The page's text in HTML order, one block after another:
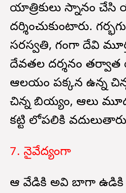
యాత్రికులు స్నానం
దర్శించుకుంటారు.
సరస్వతి, గంగా దేవి
దేవతల దర్శనం తర్వాత
ఆలయం పక్కన ఉన్న
చిన్న బియ్యం, ఆలు
కట్టి లోపలికి
7. నైవేద్యంగా
ఆ వేడికి అవి బాగా